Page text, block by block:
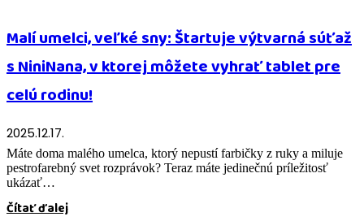
Malí umelci, veľké sny: Štartuje výtvarná súťaž
s NiniNana, v ktorej môžete vyhrať tablet pre
celú rodinu!
2025.12.17.
Máte doma malého umelca, ktorý nepustí farbičky z ruky a miluje
pestrofarebný svet rozprávok? Teraz máte jedinečnú príležitosť
ukázať…
Čítať ďalej